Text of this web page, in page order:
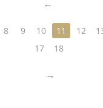
8 9 10 11 12
17
18